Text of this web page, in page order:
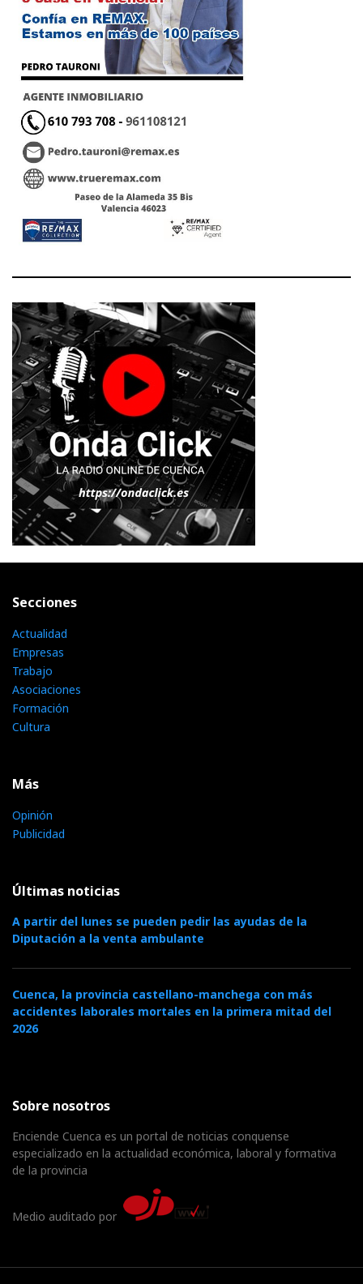
Secciones
Actualidad
Empresas
Trabajo
Asociaciones
Formación
Cultura
Más
Opinión
Publicidad
Últimas noticias
A partir del lunes se pueden pedir las ayudas de la
Diputación a la venta ambulante
Cuenca, la provincia castellano-manchega con más
accidentes laborales mortales en la primera mitad del
2026
Sobre nosotros
Enciende Cuenca es un portal de noticias conquense
especializado en la actualidad económica, laboral y formativa
de la provincia
Medio auditado por